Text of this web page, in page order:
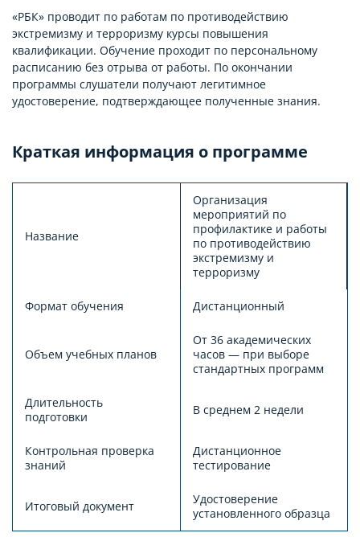
«РБК» проводит по работам по противодействию
экстремизму и терроризму курсы повышения
квалификации. Обучение проходит по персональному
расписанию без отрыва от работы. По окончании
программы слушатели получают легитимное
удостоверение, подтверждающее полученные знания.
Краткая информация о программе
Название
Организация
мероприятий по
профилактике и работы
по противодействию
экстремизму и
терроризму
Формат обучения Дистанционный
Объем учебных планов
От 36 академических
часов — при выборе
стандартных программ
Длительность
подготовки
В среднем 2 недели
Контрольная проверка
знаний
Дистанционное
тестирование
Итоговый документ
Удостоверение
установленного образца